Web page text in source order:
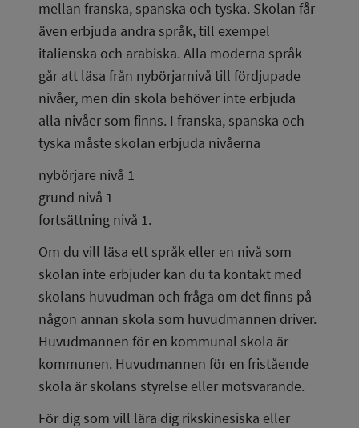
mellan franska, spanska och tyska. Skolan får
även erbjuda andra språk, till exempel
italienska och arabiska. Alla moderna språk
går att läsa från nybörjarnivå till fördjupade
nivåer, men din skola behöver inte erbjuda
alla nivåer som finns. I franska, spanska och
tyska måste skolan erbjuda nivåerna
nybörjare nivå 1
grund nivå 1
fortsättning nivå 1.
Om du vill läsa ett språk eller en nivå som
skolan inte erbjuder kan du ta kontakt med
skolans huvudman och fråga om det finns på
någon annan skola som huvudmannen driver.
Huvudmannen för en kommunal skola är
kommunen. Huvudmannen för en fristående
skola är skolans styrelse eller motsvarande.
För dig som vill lära dig rikskinesiska eller